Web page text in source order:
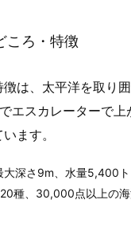
ころ・特徴
は、太平洋を取り
エスカレーターで
ます。
大深さ9m、水量5,400
種、30,000点以上の